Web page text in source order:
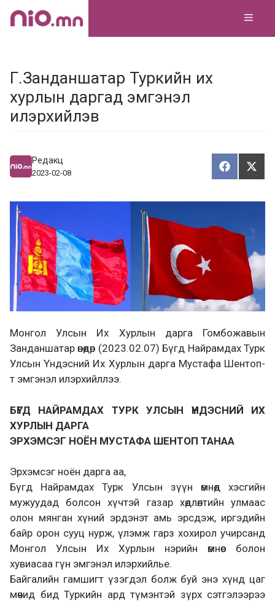
Skip
Г.Занданшатар Туркийн их
хурлын даргад эмгэнэл
илэрхийлэв
Редакц
2023-02-08
Х
у
а
ц
Т
ү
э
Монгол Улсын Их Хурлын дарга Гомбожавын
Занданшатар өнөөдөр (2023.02.07) Бүгд Найрамдах Турк
Улсын Үндэсний Их Хурлын дарга Мустафа Шентоп-
т эмгэнэл илэрхийллээ.
БҮГД НАЙРАМДАХ ТУРК УЛСЫН ҮНДЭСНИЙ ИХ
ХУРЛЫН ДАРГА
ЭРХЭМСЭГ НОЁН МУСТАФА ШЕНТОП ТАНАА
Эрхэмсэг ноён дарга аа,
Бүгд Найрамдах Турк Улсын зүүн өмнөд хэсгийн
мужуудад болсон хүчтэй газар хөдлөлтийн улмаас
олон мянган хүний эрдэнэт амь эрсдэж, иргэдийн
байр орон сууц нурж, үлэмж гарз хохирол учирсанд
Монгол Улсын Их Хурлын нэрийн өмнөөс болон
хувиасаа гүн эмгэнэл илэрхийлье.
Байгалийн гамшигт үзэгдэл болж буй энэ хүнд цаг
мөчид бид Туркийн ард түмэнтэй зүрх сэтгэлээрээ